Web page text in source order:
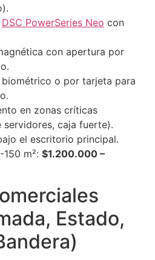
DSC PowerSeries Neo con
con apertura por
o por tarjeta para
en zonas críticas
servidores, caja fuerte).
el escritorio principal.
m²: $1.200.000 –
Estado,